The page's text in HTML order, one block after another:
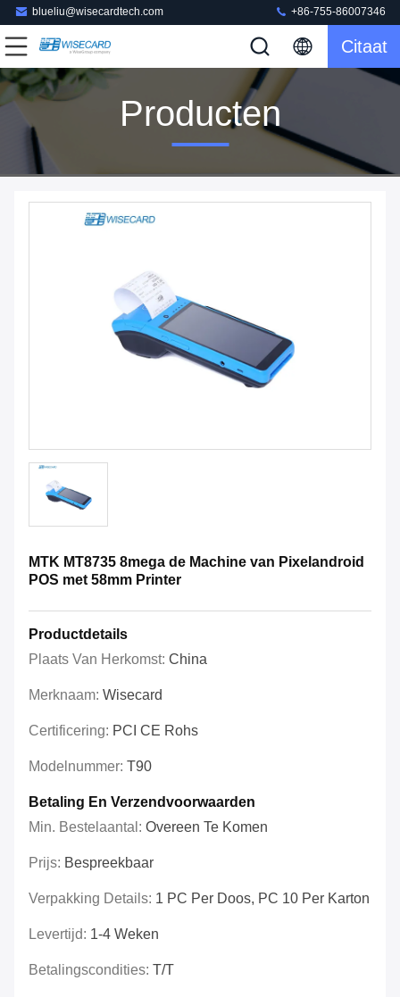
blueliu@wisecardtech.com +86-755-86007346
Citaat
Producten
MTK MT8735 8mega de Machine van Pixelandroid
POS met 58mm Printer
Productdetails
Plaats Van Herkomst: China
Merknaam: Wisecard
Certificering: PCI CE Rohs
Modelnummer: T90
Betaling En Verzendvoorwaarden
Min. Bestelaantal: Overeen Te Komen
Prijs: Bespreekbaar
Verpakking Details: 1 PC Per Doos, PC 10 Per Karton
Levertijd: 1-4 Weken
Betalingscondities: T/T